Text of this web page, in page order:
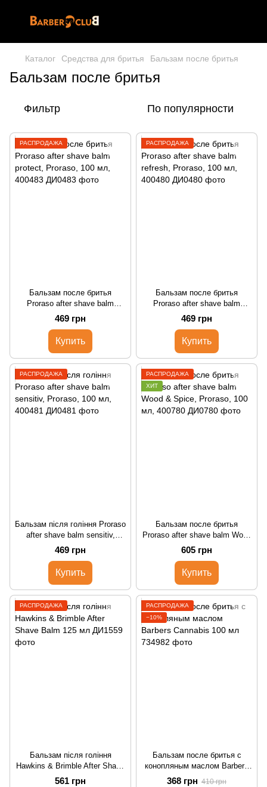
Каталог Средства для бритья Бальзам после бритья
Бальзам после бритья
Фильтр По популярности
РАСПРОДАЖА
Бальзам после бритья
Proraso after shave balm
protect, Proraso, 100 мл,
400483
469 грн
Купить
РАСПРОДАЖА
Бальзам после бритья
Proraso after shave balm
refresh, Proraso, 100 мл,
400480
469 грн
Купить
РАСПРОДАЖА
Бальзам після гоління Proraso
after shave balm sensitiv,
Proraso, 100 мл, 400481
469 грн
Купить
РАСПРОДАЖА
ХИТ
Бальзам после бритья
Proraso after shave balm Wood
& Spice, Proraso, 100 мл,
400780
605 грн
Купить
РАСПРОДАЖА
Бальзам після гоління
Hawkins & Brimble After Shave
Balm 125 мл
561 грн
РАСПРОДАЖА
−10%
Бальзам после бритья с
конопляным маслом Barbers
Cannabis 100 мл
368 грн 410 грн